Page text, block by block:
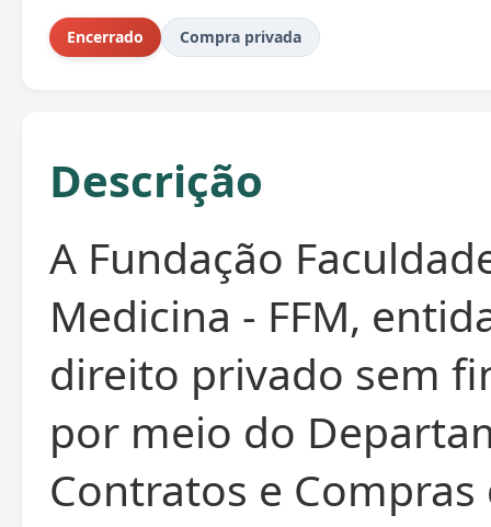
Encerrado Compra privada
Descrição
A Fundação
Medicina - FFM,
direito privado sem
por meio do
Contratos e Compras